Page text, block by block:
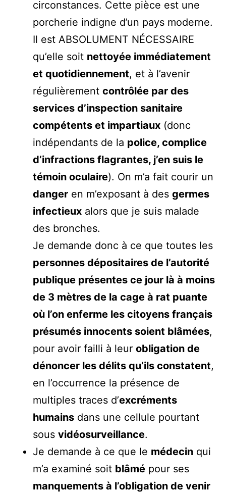
circonstances. Cette pièce est une
porcherie indigne d’un pays moderne.
Il est ABSOLUMENT NÉCESSAIRE
qu’elle soit nettoyée immédiatement
et quotidiennement, et à l’avenir
régulièrement contrôlée par des
services d’inspection sanitaire
compétents et impartiaux (donc
indépendants de la police, complice
d’infractions flagrantes, j’en suis le
témoin oculaire). On m’a fait courir un
danger en m’exposant à des germes
infectieux alors que je suis malade
des bronches.
Je demande donc à ce que toutes les
personnes dépositaires de l’autorité
publique présentes ce jour là à moins
de 3 mètres de la cage à rat puante
où l’on enferme les citoyens français
présumés innocents soient blâmées,
pour avoir failli à leur obligation de
dénoncer les délits qu’ils constatent,
en l’occurrence la présence de
multiples traces d’excréments
humains dans une cellule pourtant
sous vidéosurveillance.
Je demande à ce que le médecin qui
m’a examiné soit blâmé pour ses
manquements à l’obligation de venir